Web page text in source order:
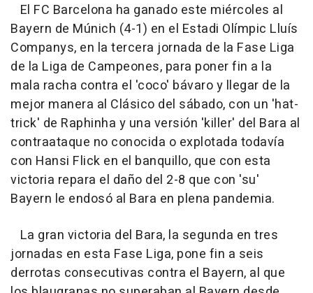
El FC Barcelona ha ganado este miércoles al
Bayern de Múnich (4-1) en el Estadi Olímpic Lluís
Companys, en la tercera jornada de la Fase Liga
de la Liga de Campeones, para poner fin a la
mala racha contra el 'coco' bávaro y llegar de la
mejor manera al Clásico del sábado, con un 'hat-
trick' de Raphinha y una versión 'killer' del Bara al
contraataque no conocida o explotada todavía
con Hansi Flick en el banquillo, que con esta
victoria repara el daño del 2-8 que con 'su'
Bayern le endosó al Bara en plena pandemia.
La gran victoria del Bara, la segunda en tres
jornadas en esta Fase Liga, pone fin a seis
derrotas consecutivas contra el Bayern, al que